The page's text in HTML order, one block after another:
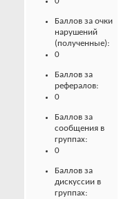
Баллов за очки
нарушений
(полученные):
0
Баллов за
рефералов:
0
Баллов за
сообщения в
группах:
0
Баллов за
дискуссии в
группах: